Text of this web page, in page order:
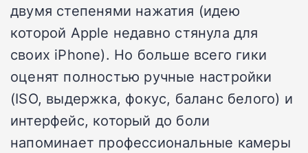
двумя степенями нажатия (идею
которой Apple недавно стянула для
своих iPhone). Но больше всего гики
оценят полностью ручные настройки
(ISO, выдержка, фокус, баланс белого) и
интерфейс, который до боли
напоминает профессиональные камеры